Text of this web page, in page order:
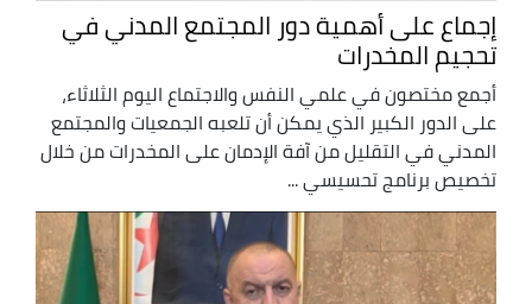
إجماع على أهمية دور المجتمع المدني في
تحجيم المخدرات
أجمع مختصون في علمي النفس والاجتماع اليوم الثلاثاء،
على الدور الكبير الذي يمكن أن تلعبه الجمعيات والمجتمع
المدني في التقليل من آفة الإدمان على المخدرات من خلال
تخصيص برنامج تحسيسي ...